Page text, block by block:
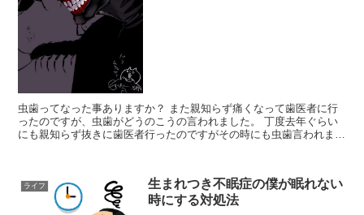
虫歯ってなった事ありますか？ また親知らず痛くなって歯医者に行
ったのですが、虫歯がどうのこうの言われました。 丁度去年ぐらい
にも親知らず抜きに歯医者行ったのですがその時にも虫歯言われまし
ライフ
生まれつき不眠症の僕が眠れない
時にする対処法